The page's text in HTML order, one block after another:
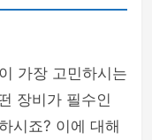
가장 고민하시는
장비가 필수인
시죠? 이에 대해